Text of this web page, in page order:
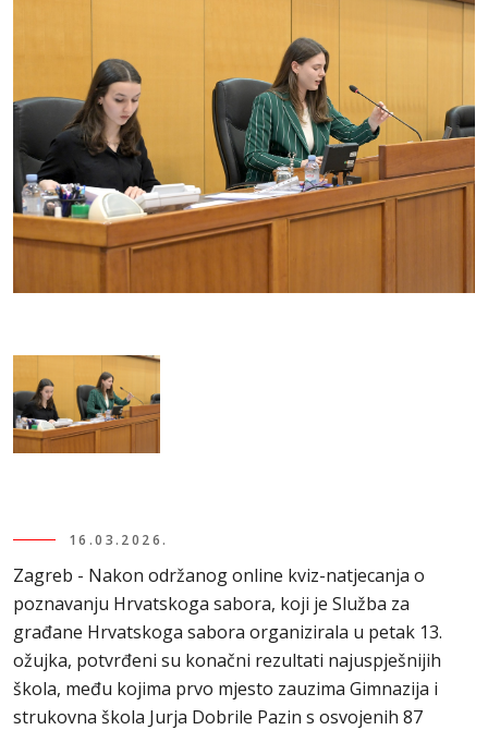
16.03.2026.
Zagreb - Nakon održanog online kviz-natjecanja o
poznavanju Hrvatskoga sabora, koji je Služba za
građane Hrvatskoga sabora organizirala u petak 13.
ožujka, potvrđeni su konačni rezultati najuspješnijih
škola, među kojima prvo mjesto zauzima Gimnazija i
strukovna škola Jurja Dobrile Pazin s osvojenih 87